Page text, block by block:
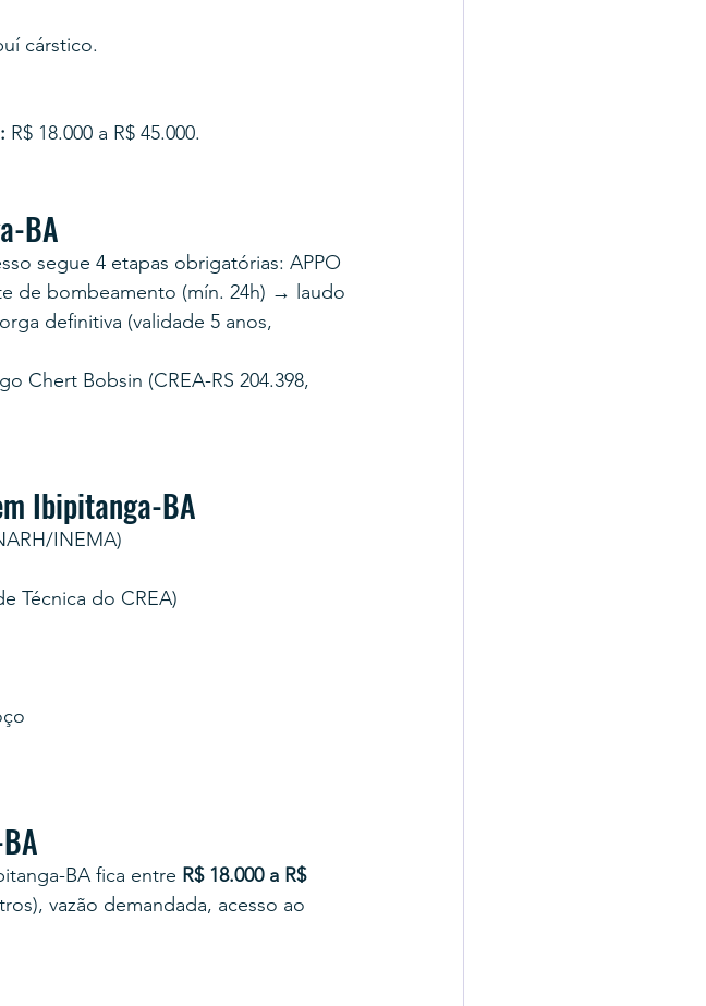
cárstico.
R$ 18.000 a R$ 45.000.
BA
segue 4 etapas obrigatórias: APPO
de bombeamento (mín. 24h) → laudo
definitiva (validade 5 anos,
Chert Bobsin (CREA-RS 204.398,
Ibipitanga-BA
INEMA)
Técnica do CREA)
BA fica entre R$ 18.000 a R$
vazão demandada, acesso ao